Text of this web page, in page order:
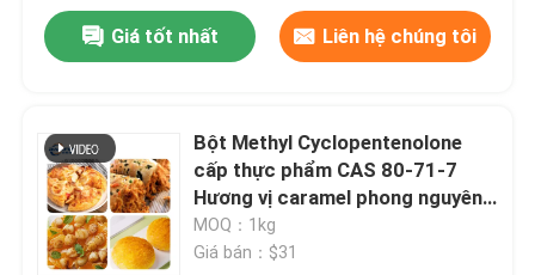
Giá tốt nhất Liên hệ chúng tôi
Bột Methyl Cyclopentenolone
cấp thực phẩm CAS 80-71-7
Hương vị caramel phong nguyên
liệu thô cho chất tăng cường
hương vị thực phẩm &amp; nước
MOQ：1kg
Giá bán：$31